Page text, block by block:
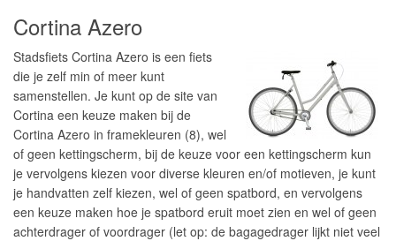
Cortina Azero
Stadsfiets Cortina Azero is een fiets
die je zelf min of meer kunt
samenstellen. Je kunt op de site van
Cortina een keuze maken bij de
Cortina Azero in framekleuren (8), wel
of geen kettingscherm, bij de keuze voor een kettingscherm kun
je vervolgens kiezen voor diverse kleuren en/of motieven, je kunt
je handvatten zelf kiezen, wel of geen spatbord, en vervolgens
een keuze maken hoe je spatbord eruit moet zien en wel of geen
achterdrager of voordrager (let op: de bagagedrager lijkt niet veel